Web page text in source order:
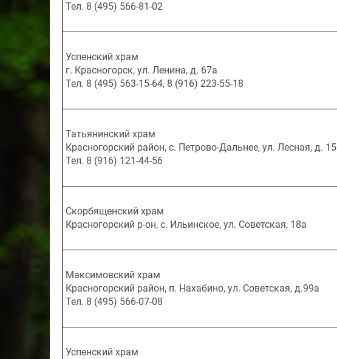
Тел. 8 (495) 566-81-02
Успенский храм
г. Красногорск, ул. Ленина, д. 67а
Тел. 8 (495) 563-15-64, 8 (916) 223-55-18
Татьянинский храм
Красногорский район, с. Петрово-Дальнее, ул. Лесная, д. 15
Тел. 8 (916) 121-44-56
Скорбященский храм
Красногорский р-он, с. Ильинское, ул. Советская, 18а
Максимовский храм
Красногорский район, п. Нахабино, ул. Советская, д.99а
Тел. 8 (495) 566-07-08
Успенский храм